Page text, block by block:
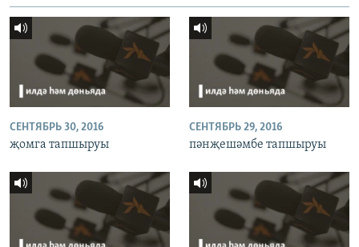
СЕНТЯБРЬ 30, 2016
җомга тапшыруы
СЕНТЯБРЬ 29, 2016
пәнҗешәмбе тапшыруы